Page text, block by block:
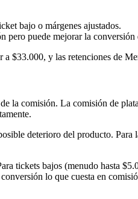
bajo o márgenes ajustados.
pero puede mejorar la
a $33.000, y las retenciones de
la comisión. La comisión de
deterioro del producto. Para
tickets bajos (menudo hasta
lo que cuesta en